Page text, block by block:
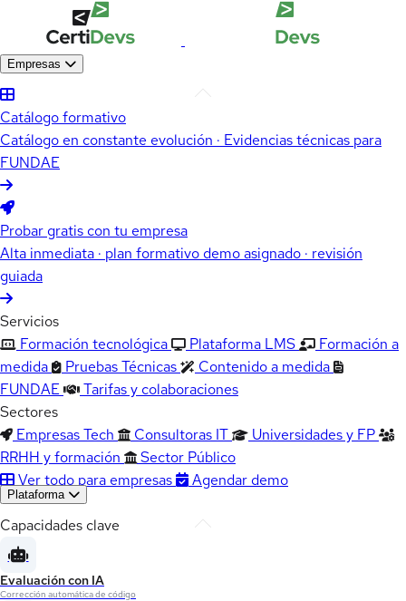
Empresas
Catálogo formativo
Catálogo en constante evolución · Evidencias técnicas para
FUNDAE
Probar gratis con tu empresa
Alta inmediata · plan formativo demo asignado · revisión
guiada
Servicios
Formación tecnológica
Plataforma LMS
Formación a
medida
Pruebas Técnicas
Contenido a medida
FUNDAE
Tarifas y colaboraciones
Sectores
Empresas Tech
Consultoras IT
Universidades y FP
RRHH y formación
Sector Público
Ver todo para empresas
Agendar demo
Plataforma
Capacidades clave
Evaluación con IA
Corrección automática de código